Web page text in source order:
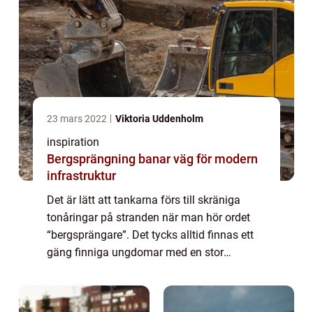
23 mars 2022 Viktoria Uddenholm
inspiration
Bergsprängning banar väg för modern
infrastruktur
Det är lätt att tankarna förs till skräniga
tonåringar på stranden när man hör ordet
“bergsprängare”. Det tycks alltid finnas ett
gäng finniga ungdomar med en stor
200 meterna lyssna på housemusik i högt
tempo...